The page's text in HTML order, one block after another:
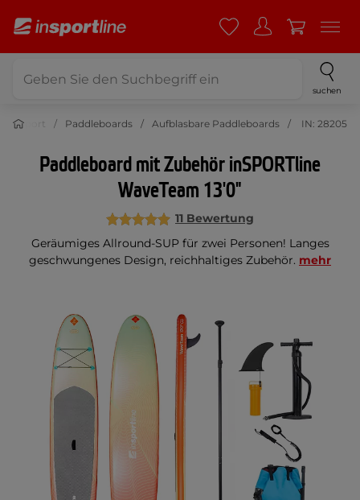
suchen
Sport Paddleboards Aufblasbare Paddleboards IN: 28205
Paddleboard mit Zubehör inSPORTline
WaveTeam 13'0"
11 Bewertung
Geräumiges Allround-SUP für zwei Personen! Langes
geschwungenes Design, reichhaltiges Zubehör. mehr